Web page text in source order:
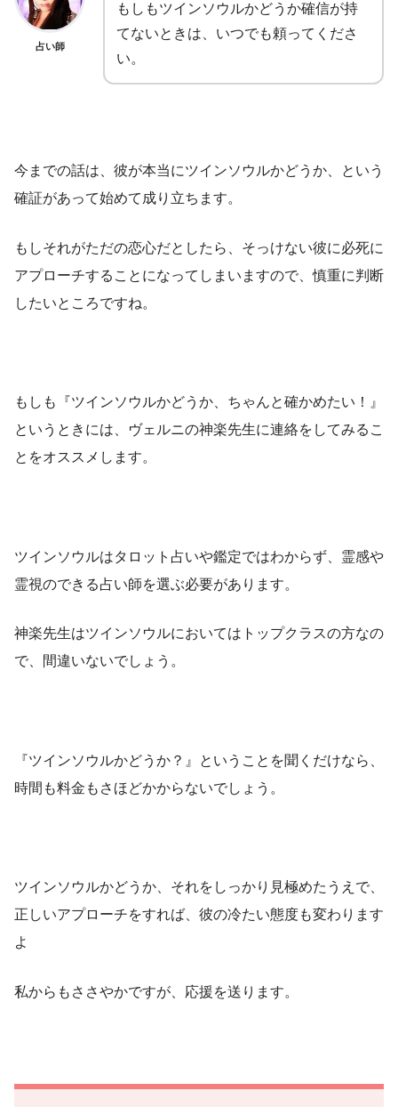
占い師
もしもツインソウルかどうか確信が持
てないときは、いつでも頼ってくださ
い。
今までの話は、彼が本当にツインソウルかどうか、という
確証があって始めて成り立ちます。
もしそれがただの恋心だとしたら、そっけない彼に必死に
アプローチすることになってしまいますので、慎重に判断
したいところですね。
もしも『ツインソウルかどうか、ちゃんと確かめたい！』
というときには、ヴェルニの神楽先生に連絡をしてみるこ
とをオススメします。
ツインソウルはタロット占いや鑑定ではわからず、霊感や
霊視のできる占い師を選ぶ必要があります。
神楽先生はツインソウルにおいてはトップクラスの方なの
で、間違いないでしょう。
『ツインソウルかどうか？』ということを聞くだけなら、
時間も料金もさほどかからないでしょう。
ツインソウルかどうか、それをしっかり見極めたうえで、
正しいアプローチをすれば、彼の冷たい態度も変わります
よ
私からもささやかですが、応援を送ります。